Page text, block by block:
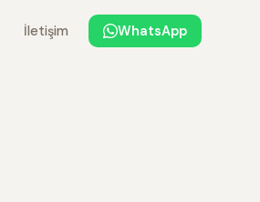
İletişim WhatsApp